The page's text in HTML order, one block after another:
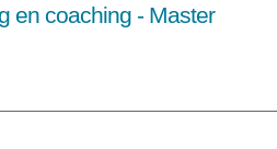
en coaching - Master